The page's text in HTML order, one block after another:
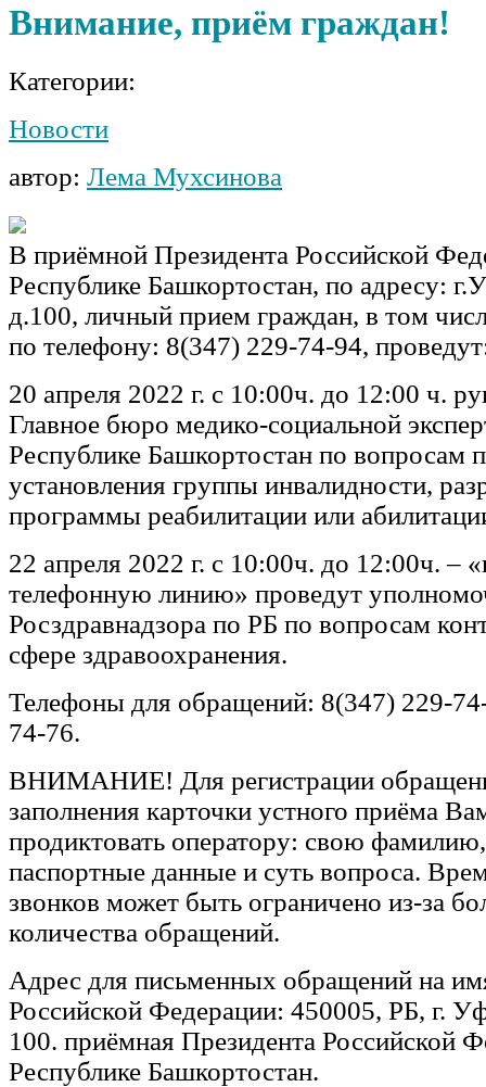
Внимание, приём граждан!
Категории:
Новости
автор: Лема Мухсинова
В приёмной Президента Российской
Республике Башкортостан, по адресу:
д.100, личный прием граждан, в том
по телефону: 8(347) 229-74-94,
20 апреля 2022 г. с 10:00ч. до 12:00 ч.
Главное бюро медико-социальной
Республике Башкортостан по вопросам
установления группы инвалидности,
программы реабилитации или
22 апреля 2022 г. с 10:00ч. до 12:00ч. –
телефонную линию» проведут
Росздравнадзора по РБ по вопросам
сфере здравоохранения.
Телефоны для обращений: 8(347) 229-
74-76.
ВНИМАНИЕ! Для регистрации
заполнения карточки устного приёма
продиктовать оператору: свою
паспортные данные и суть вопроса.
звонков может быть ограничено из-за
количества обращений.
Адрес для письменных обращений на
Российской Федерации: 450005, РБ, г.
100. приёмная Президента Российской
Республике Башкортостан.